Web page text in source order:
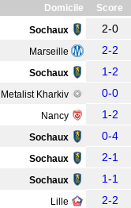
Domicile
Score
Sochaux 2-0
Marseille 2-2
Sochaux 1-2
Metalist Kharkiv 0-0
Nancy 1-2
Sochaux 0-4
Sochaux 2-1
Sochaux 1-1
Lille 2-2